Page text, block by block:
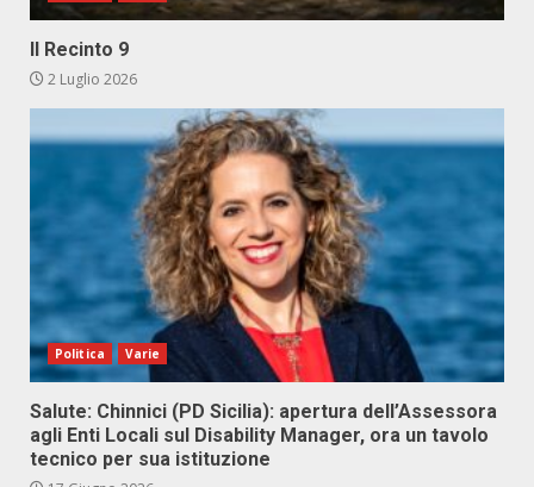
Il Recinto 9
2 Luglio 2026
Politica Varie
Salute: Chinnici (PD Sicilia): apertura dell’Assessora
agli Enti Locali sul Disability Manager, ora un tavolo
tecnico per sua istituzione